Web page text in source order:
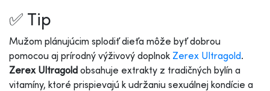
✅ Tip
Mužom plánujúcim splodiť dieťa môže byť dobrou
pomocou aj prírodný výživový doplnok Zerex Ultragold.
Zerex Ultragold obsahuje extrakty z tradičných bylín a
vitamíny, ktoré prispievajú k udržaniu sexuálnej kondície a